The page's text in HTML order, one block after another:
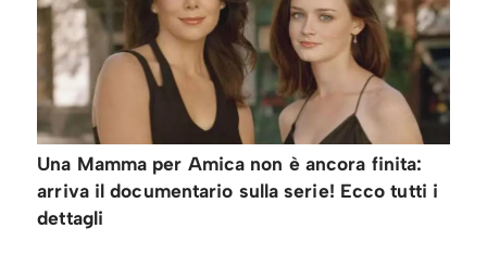
Una Mamma per Amica non è ancora finita:
arriva il documentario sulla serie! Ecco tutti i
dettagli